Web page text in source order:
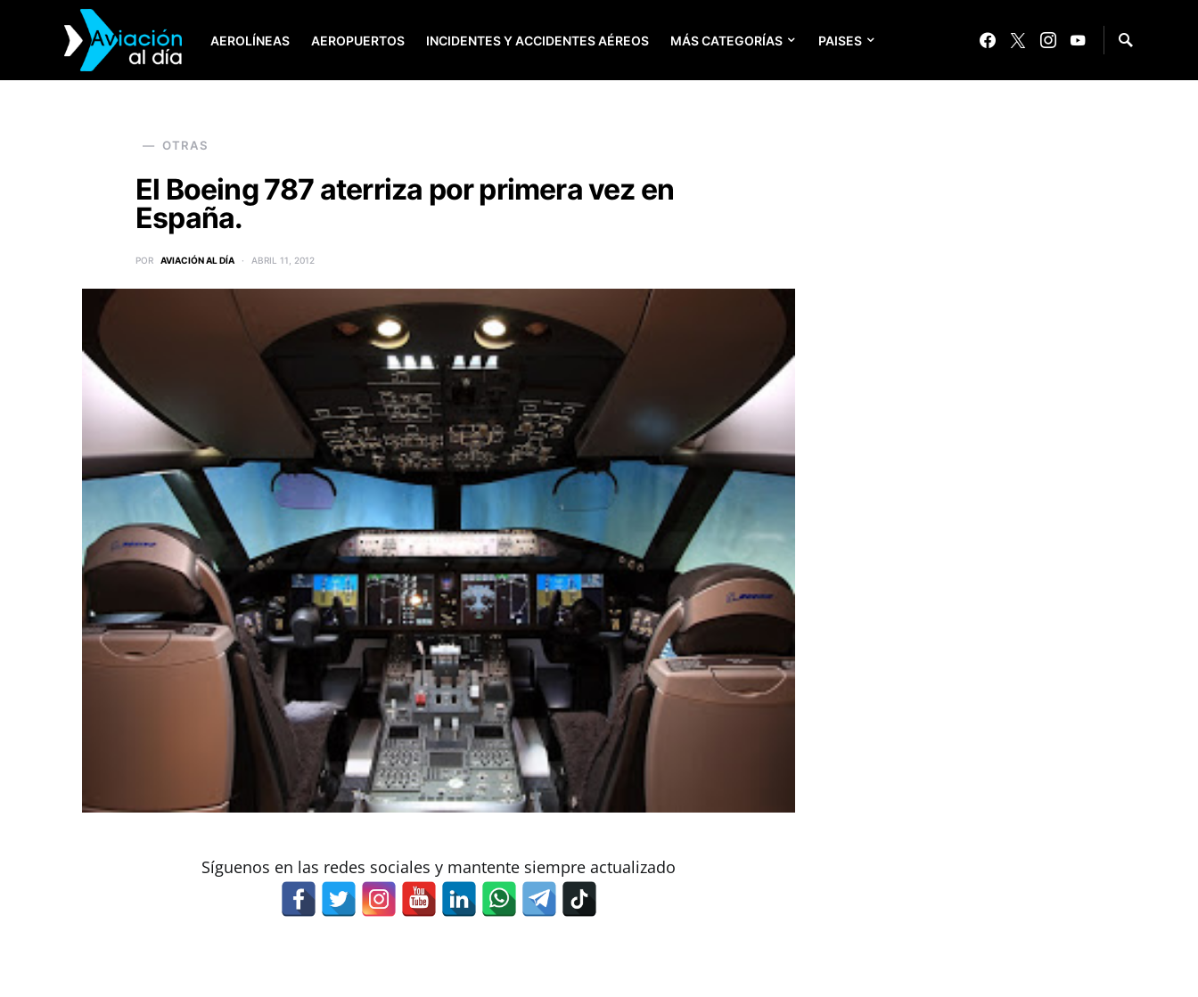
AEROLÍNEAS AEROPUERTOS INCIDENTES Y ACCIDENTES AÉREOS MÁS CATEGORÍAS PAISES
SEARCH FOR:
OTRAS
El Boeing 787 aterriza por primera vez en
España.
POR AVIACIÓN AL DÍA ABRIL 11, 2012
Síguenos en las redes sociales y mantente siempre actualizado